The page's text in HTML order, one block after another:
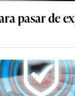
pasar de